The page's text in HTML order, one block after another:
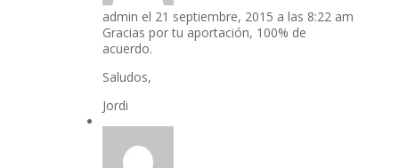
admin el 21 septiembre, 2015 a las 8:22 am
Gracias por tu aportación, 100% de
acuerdo.
Saludos,
Jordi